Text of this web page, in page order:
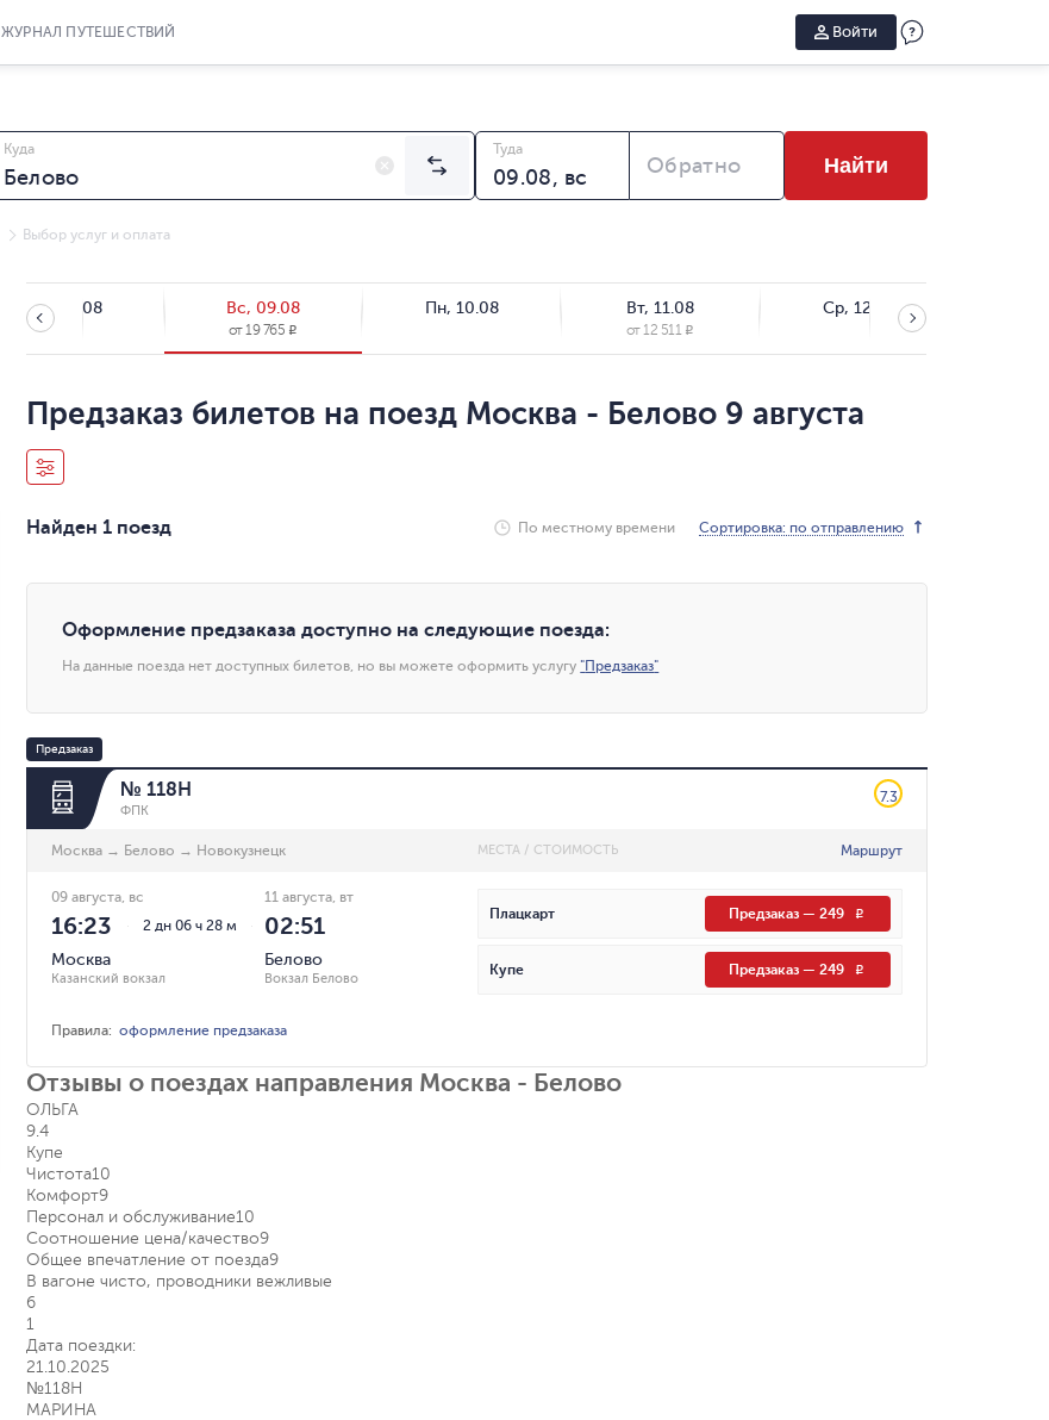
ЖУРНАЛ ПУТЕШЕСТВИЙ Войти
Куда Туда
Обратно Найти
Выбор услуг и оплата
Сб, 08.08 Вс, 09.08
от19 765 R
Пн, 10.08 Вт, 11.08
от12 511 R
Ср, 12.08
Предзаказ билетов на поезд Москва - Белово 9 августа
Найден 1 поезд По местному времени Сортировка: по отправлению
Оформление предзаказа доступно на следующие поезда:
На данные поезда нет доступных билетов, но вы можете оформить услугу "Предзаказ"
Предзаказ
№ 118Н
ФПК
7.3
Москва → Белово → Новокузнецк МЕСТА / СТОИМОСТЬ Маршрут
2 дн 06 ч 28 м
09 августа, вс
16:23
Москва
Казанский вокзал
11 августа, вт
02:51
Белово
Вокзал Белово
Плацкарт Предзаказ— 249 R
Купе Предзаказ— 249 R
Правила:оформление предзаказа
Отзывы о поездах направления Москва - Белово
ОЛЬГА
9.4
Купе
Чистота10
Комфорт9
Персонал и обслуживание10
Соотношение цена/качество9
Общее впечатление от поезда9
В вагоне чисто, проводники вежливые
6
1
Дата поездки:
21.10.2025
№118Н
МАРИНА